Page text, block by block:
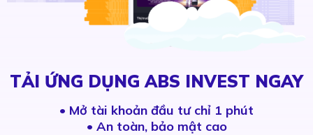
TẢI ỨNG DỤNG ABS INVEST NGAY
• Mở tài khoản đầu tư chỉ 1 phút
• An toàn, bảo mật cao